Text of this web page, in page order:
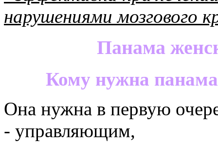
нарушениями мозгового
Панама
Кому нужна
Она нужна в первую
- управляющим,